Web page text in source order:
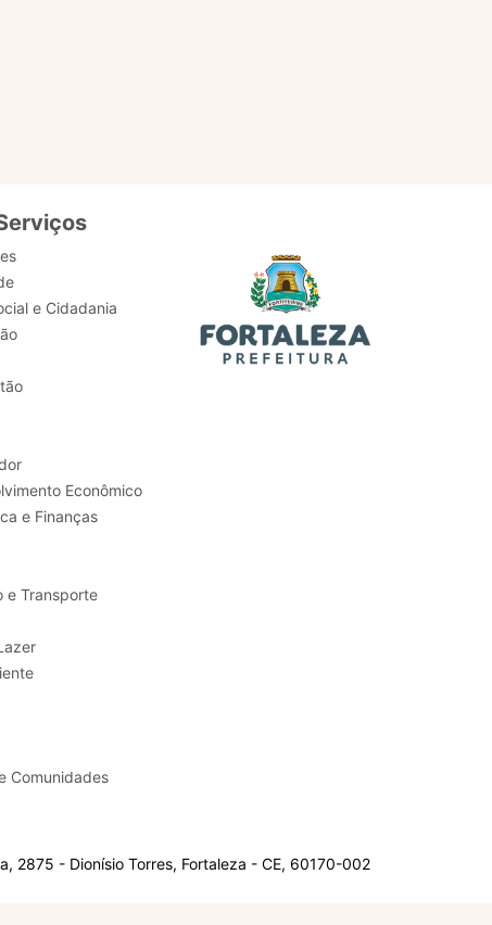
e Cidadania
Trabalho e Desenvolvimento Econômico
e Finanças
e Transporte
e Lazer
Comunidades
2875 - Dionísio Torres, Fortaleza - CE, 60170-002